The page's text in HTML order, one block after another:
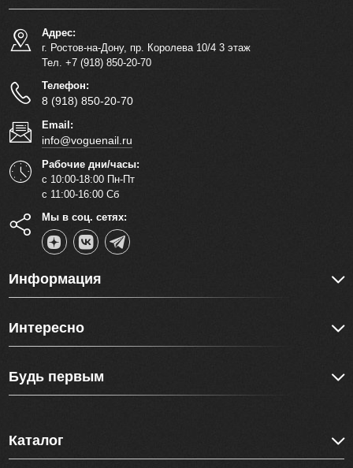
Адрес:
г. Ростов-на-Дону, пр. Королева 10/4 3 этаж
Тел. +7 (918) 850-20-70
Телефон:
8 (918) 850-20-70
Email:
info@voguenail.ru
Рабочие дни/часы:
с 10:00-18:00 Пн-Пт
с 11:00-16:00 Сб
Мы в соц. сетях:
Информация
Интересно
Будь первым
Каталог